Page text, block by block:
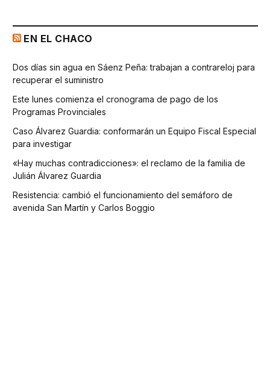
EN EL CHACO
Dos días sin agua en Sáenz Peña: trabajan a contrareloj para
recuperar el suministro
Este lunes comienza el cronograma de pago de los
Programas Provinciales
Caso Álvarez Guardia: conformarán un Equipo Fiscal Especial
para investigar
«Hay muchas contradicciones»: el reclamo de la familia de
Julián Álvarez Guardia
Resistencia: cambió el funcionamiento del semáforo de
avenida San Martín y Carlos Boggio